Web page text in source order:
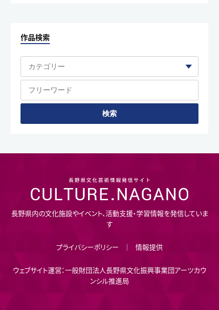
作品検索
長野県内の文化施設やイベント、活動支援・学習情報を発信していま
す
プライバシーポリシー 情報提供
ウェブサイト運営：一般財団法人長野県文化振興事業団アーツカウ
ンシル推進局